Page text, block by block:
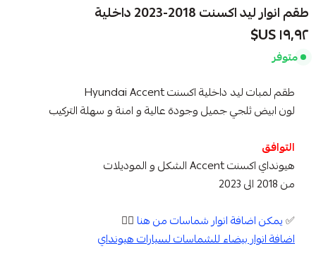
طقم انوار ليد اكسنت 2018-2023 داخلية
١٩٫٩٢ US$
متوفر
طقم لمبات ليد داخلية اكسنت Hyundai Accent
لون ابيض ثلجي جميل وجودة عالية و امنة و سهلة التركيب
التوافق
هيونداي اكسنت Accent الشكل و الموديلات
من 2018 الى 2023
✅يمكن اضافة انوار شماسات من هنا 👇🏼
اضافة انوار بيضاء للشماسات لسيارات هيونداي